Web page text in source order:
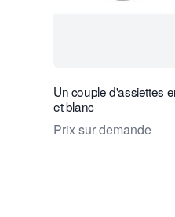
Un couple d'assiettes
et blanc
Prix sur demande